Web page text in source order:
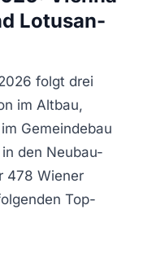
Lotusan-
folgt drei
im Altbau,
Gemeindebau
den Neubau-
478 Wiener
Top-